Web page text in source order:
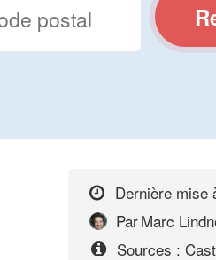
Dernière mise
ParMarc
Sources :